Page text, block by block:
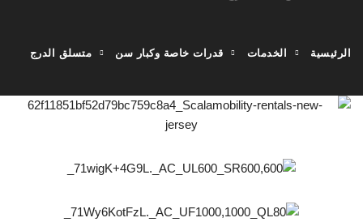
الرئيسية الخدمات قدرات خاصة وكبار سن متسلق الدرج